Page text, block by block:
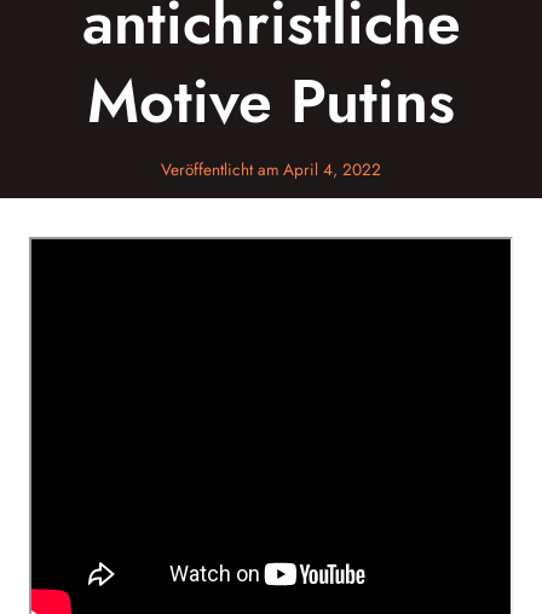
antichristliche
Motive Putins
Veröffentlicht am April 4, 2022